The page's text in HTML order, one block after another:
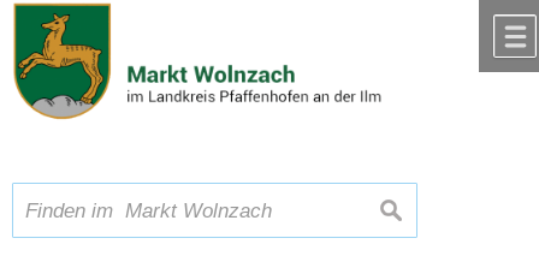
Zum Inhalt,zur Navigation
Schriftgröße A A A suchen